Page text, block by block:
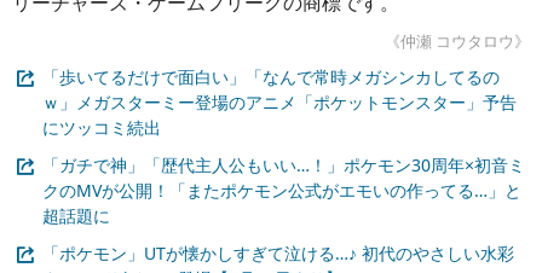
《仲瀬 コウタロウ》
「歩いてるだけで面白い」「なんで常時メガシンカしてるの
ｗ」メガスターミー登場のアニメ「ポケットモンスター」予告
にツッコミ続出
「ガチで神」「歴代主人公もいい…！」ポケモン30周年×初音ミ
クのMVが公開！「またポケモン公式がエモいの作ってる…」と
超話題に
「ポケモン」UTが懐かしすぎて泣ける…♪ 初代のやさしい水彩